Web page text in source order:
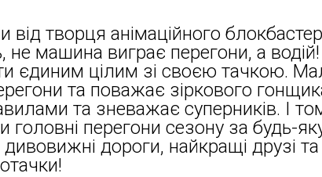
від творця анімаційного
не машина виграє перегони, а
єдиним цілим зі своєю тачкою.
та поважає зіркового
та зневажає суперників. І
головні перегони сезону за будь-
дороги, найкращі друзі та